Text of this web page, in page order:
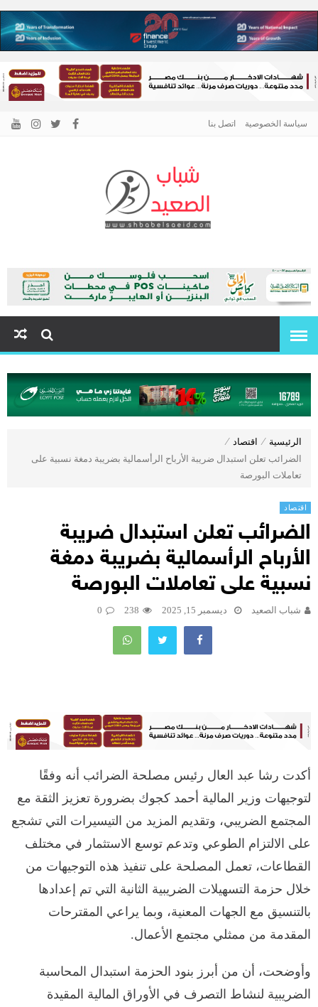
سياسة الخصوصية اتصل بنا
شباب الصعيد
الرئيسية ⁄ اقتصاد ⁄
الضرائب تعلن استبدال ضريبة الأرباح الرأسمالية بضريبة دمغة نسبية على
تعاملات البورصة
اقتصاد
الضرائب تعلن استبدال ضريبة
الأرباح الرأسمالية بضريبة دمغة
نسبية على تعاملات البورصة
شباب الصعيد ديسمبر 15, 2025 238
0
أكدت رشا عبد العال رئيس مصلحة الضرائب أنه وفقًا
لتوجيهات وزير المالية أحمد كجوك بضرورة تعزيز الثقة مع
المجتمع الضريبي، وتقديم المزيد من التيسيرات التي تشجع
على الالتزام الطوعي وتدعم توسع الاستثمار في مختلف
القطاعات، تعمل المصلحة على تنفيذ هذه التوجيهات من
خلال حزمة التسهيلات الضريبية الثانية التي تم إعدادها
بالتنسيق مع الجهات المعنية، وبما يراعي المقترحات
المقدمة من ممثلي مجتمع الأعمال.
وأوضحت، أن من أبرز بنود الحزمة استبدال المحاسبة
الضريبية لنشاط التصرف في الأوراق المالية المقيدة